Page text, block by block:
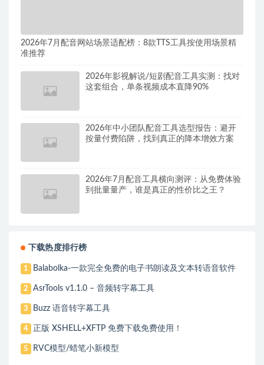
2026年7月配音网站场景适配榜：8款TTS工具按使用场景精
准推荐
2026年影视解说/短剧配音工具实测：找对
这套组合，单条视频成本直降90%
2026年中小团队配音工具选型报告：避开
按量付费陷阱，找到真正的降本增效方案
2026年7月配音工具横向测评：从免费体验
到批量量产，谁是真正的性价比之王？
下载热度排行榜
1 Balabolka-一款完全免费的电子书朗读及文本转语音软件
2 AsrTools v1.1.0 – 音频转字幕工具
3 Buzz 语音转字幕工具
4 正版 XSHELL+XFTP 免费下载免费使用！
5 RVC模型/蜡笔小新模型